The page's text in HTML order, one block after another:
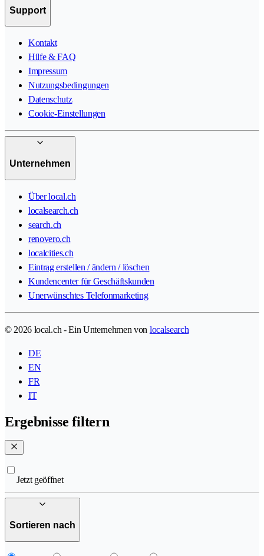
Support
Kontakt
Hilfe & FAQ
Impressum
Nutzungsbedingungen
Datenschutz
Cookie-Einstellungen
Unternehmen
Über local.ch
localsearch.ch
search.ch
renovero.ch
localcities.ch
Eintrag erstellen / ändern / löschen
Kundencenter für Geschäftskunden
Unerwünschtes Telefonmarketing
© 2026 local.ch - Ein Unternehmen von localsearch
DE
EN
FR
IT
Ergebnisse filtern
Jetzt geöffnet
Sortieren nach